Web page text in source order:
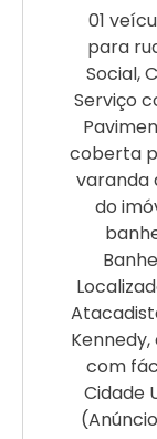
01
para
Social,
Serviço
coberta
varanda
do
com
Cidade